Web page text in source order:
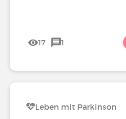
17 1
Leben mit Parkinson